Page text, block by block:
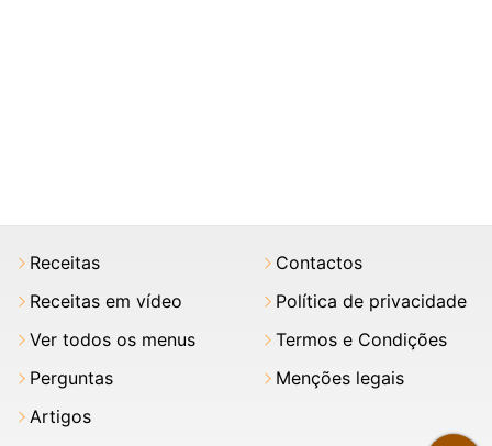
Receitas
Receitas em vídeo
Ver todos os menus
Perguntas
Artigos
Contactos
Política de privacidade
Termos e Condições
Menções legais